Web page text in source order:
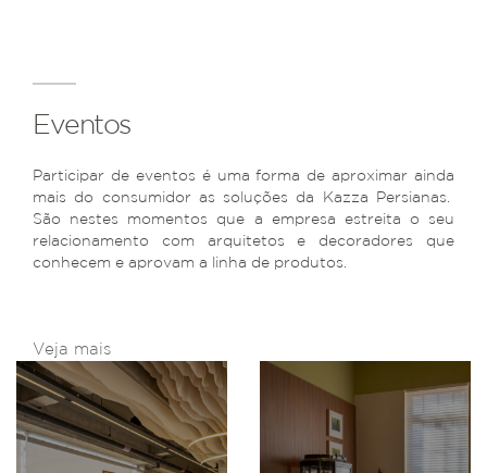
Eventos
Participar de eventos é uma forma de aproximar ainda
mais do consumidor as soluções da Kazza Persianas.
São nestes momentos que a empresa estreita o seu
relacionamento com arquitetos e decoradores que
conhecem e aprovam a linha de produtos.
Veja mais